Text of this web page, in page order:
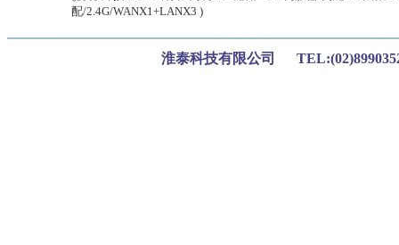
配/2.4G/WANX1+LANX3 )
淮泰科技有限公司